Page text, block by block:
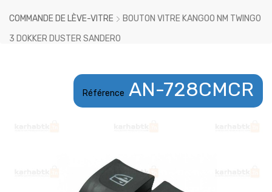
COMMANDE DE LÈVE-VITRE
BOUTON VITRE KANGOO NM TWINGO
3 DOKKER DUSTER SANDERO
Référence AN-728CMCR